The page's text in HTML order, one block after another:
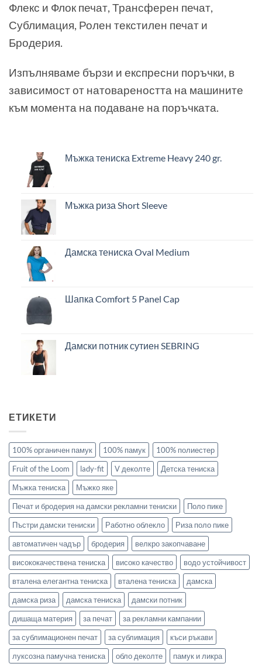
Флекс и Флок печат, Трансферен печат,
Сублимация, Ролен текстилен печат и
Бродерия.
Изпълняваме бързи и експресни поръчки, в
зависимост от натовареността на машините
към момента на подаване на поръчката.
Мъжка тениска Extreme Heavy 240 gr.
Мъжка риза Short Sleeve
Дамска тениска Oval Medium
Шапка Comfort 5 Panel Cap
Дамски потник сутиен SEBRING
ЕТИКЕТИ
100% органичен памук 100% памук
100% полиестер
Fruit of the Loom
lady-fit V деколте
Детска тениска
Мъжка тениска
Мъжко яке
Печат и бродерия на дамски рекламни тениски
Поло пике
Пъстри дамски тениски
Работно облекло
Риза поло пике
автоматичен чадър
бродерия
велкро закопчаване
висококачествена тениска
високо качество
водо устойчивост
вталена елегантна тениска
вталена тениска
дамска
дамска риза
дамска тениска
дамски потник
дишаща материя
за печат
за рекламни кампании
за сублимационен печат
за сублимация
къси ръкави
луксозна памучна тениска
обло деколте памук и ликра